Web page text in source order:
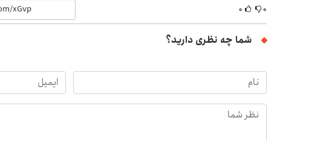
۰ ۰
شما چه نظری دارید؟